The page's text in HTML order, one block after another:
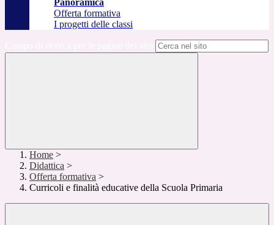
Panoramica
Offerta formativa
I progetti delle classi
Home >
Didattica >
Offerta formativa >
Curricoli e finalità educative della Scuola Primaria